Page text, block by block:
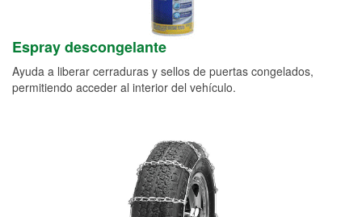
Espray descongelante
Ayuda a liberar cerraduras y sellos de puertas congelados,
permitiendo acceder al interior del vehículo.